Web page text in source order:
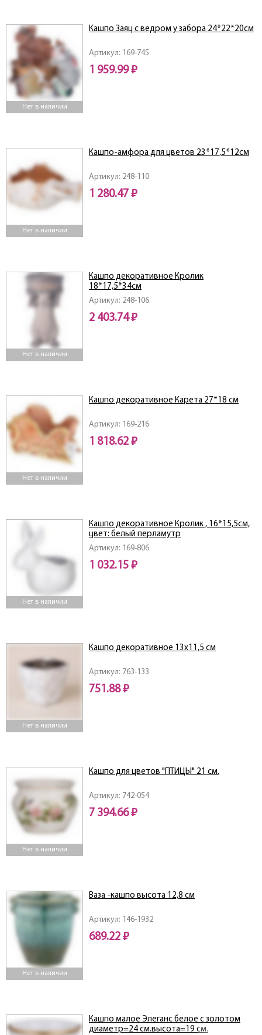
Нет в наличии
Артикул: 169-745
Кашпо Заяц с ведром у забора 24*22*20см
1 959.99 ₽
Нет в наличии
Артикул: 248-110
Кашпо-амфора для цветов 23*17,5*12см
1 280.47 ₽
Нет в наличии
Артикул: 248-106
Кашпо декоративное Кролик
18*17,5*34см
2 403.74 ₽
Нет в наличии
Артикул: 169-216
Кашпо декоративное Карета 27*18 cм
1 818.62 ₽
Нет в наличии
Артикул: 169-806
Кашпо декоративное Кролик , 16*15,5см,
цвет: белый перламутр
1 032.15 ₽
Нет в наличии
Артикул: 763-133
Кашпо декоративное 13х11,5 см
751.88 ₽
Нет в наличии
Артикул: 742-054
Кашпо для цветов "ПТИЦЫ" 21 см.
7 394.66 ₽
Нет в наличии
Артикул: 146-1932
Ваза -кашпо высота 12,8 см
689.22 ₽
Кашпо малое Элеганс белое с золотом
диаметр=24 см.высота=19 см.